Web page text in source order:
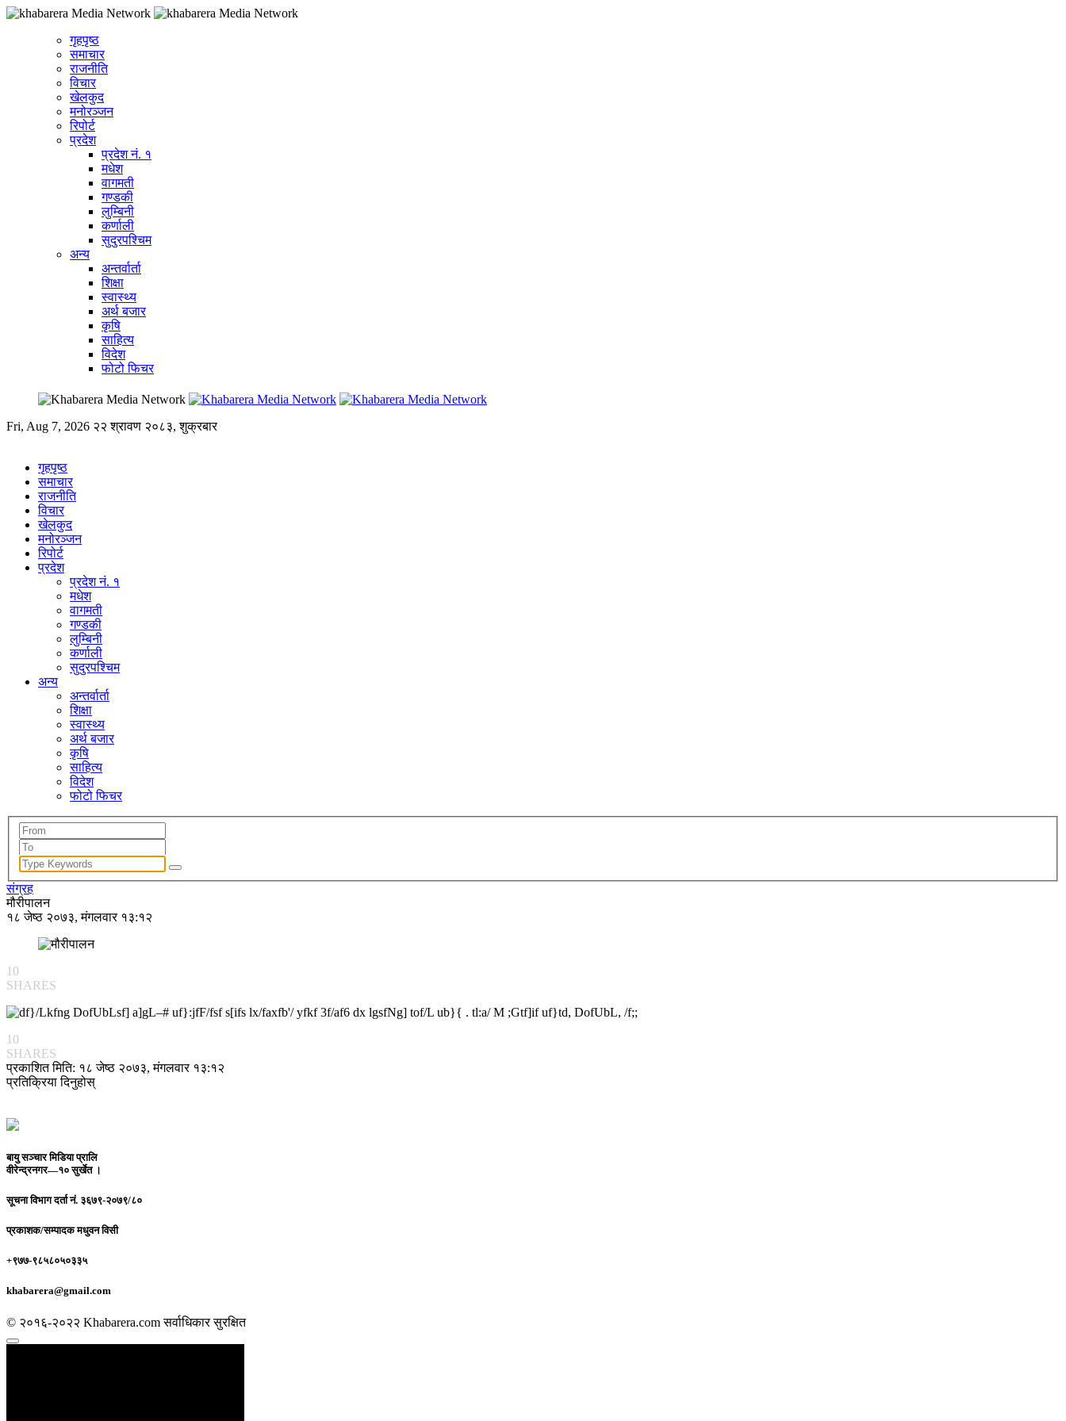
गृहपृष्ठ
समाचार
राजनीति
विचार
खेलकुद
मनोरञ्जन
रिपोर्ट
प्रदेश
प्रदेश नं. १
मधेश
वागमती
गण्डकी
लुम्बिनी
कर्णाली
सुदुरपश्चिम
अन्य
अन्तर्वार्ता
शिक्षा
स्वास्थ्य
अर्थ बजार
कृषि
साहित्य
विदेश
फोटो फिचर
Fri, Aug 7, 2026 २२ श्रावण २०८३, शुक्रबार
गृहपृष्ठ
समाचार
राजनीति
विचार
खेलकुद
मनोरञ्जन
रिपोर्ट
प्रदेश
प्रदेश नं. १
मधेश
वागमती
गण्डकी
लुम्बिनी
कर्णाली
सुदुरपश्चिम
अन्य
अन्तर्वार्ता
शिक्षा
स्वास्थ्य
अर्थ बजार
कृषि
साहित्य
विदेश
फोटो फिचर
संग्रह
मौरीपालन
१८ जेष्ठ २०७३, मंगलवार १३:१२
10
SHARES
10
SHARES
प्रकाशित मिति: १८ जेष्ठ २०७३, मंगलवार १३:१२
प्रतिक्रिया दिनुहोस्
बायु सञ्चार मिडिया प्रालि
वीरेन्द्रनगर—१० सुर्खेत ।
सूचना विभाग दर्ता नं. ३६७९-२०७९/८०
प्रकाशक/सम्पादकमधुवन विसी
+९७७-९८५८०५०३३५
khabarera@gmail.com
© २०१६-२०२२ Khabarera.com सर्वाधिकार सुरक्षित